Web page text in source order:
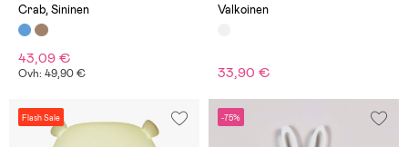
Crab, Sininen
43,09 €
Ovh: 49,90 €
Valkoinen
33,90 €
Flash Sale -75%